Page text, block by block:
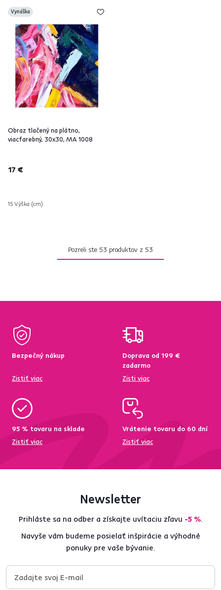
Vynáška
Obraz tlačený na plátno,
viacfarebný, 30x30, MA 1008
17 €
15 Výška (cm)
Pozreli ste 53 produktov z 53
Bezpečný nákup
Zistiť viac
Doprava od 199 €
zadarmo
Zisti viac
95 % tovaru na sklade
Zistiť viac
Vrátenie tovaru do 60 dní
Zistiť viac
Newsletter
Prihláste sa na odber a získajte uvítaciu zľavu -5 %.
Navyše vám budeme posielať inšpirácie a výhodné
ponuky pre vaše bývanie.